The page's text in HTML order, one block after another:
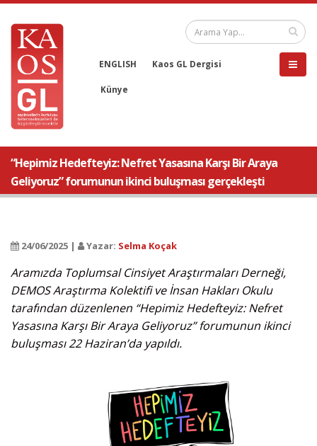
ENGLISH Kaos GL Dergisi
Künye
“Hepimiz Hedefteyiz: Nefret Yasasına Karşı Bir Araya
Geliyoruz” forumunun ikinci buluşması gerçekleşti
24/06/2025 | Yazar: Selma Koçak
Aramızda Toplumsal Cinsiyet Araştırmaları Derneği,
DEMOS Araştırma Kolektifi ve İnsan Hakları Okulu
tarafından düzenlenen “Hepimiz Hedefteyiz: Nefret
Yasasına Karşı Bir Araya Geliyoruz” forumunun ikinci
buluşması 22 Haziran’da yapıldı.